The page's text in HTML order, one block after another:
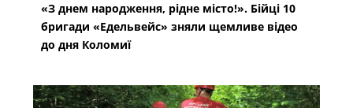
«З днем народження, рідне місто!». Бійці 10
бригади «Едельвейс» зняли щемливе відео
до дня Коломиї